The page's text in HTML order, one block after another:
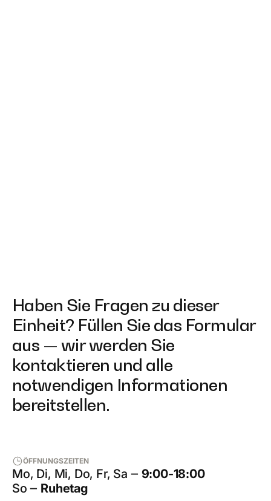
Haben Sie Fragen zu dieser
Einheit? Füllen Sie das Formular
aus — wir werden Sie
kontaktieren und alle
notwendigen Informationen
bereitstellen.
ÖFFNUNGSZEITEN
Mo, Di, Mi, Do, Fr, Sa ‒ 9:00-18:00
So ‒ Ruhetag